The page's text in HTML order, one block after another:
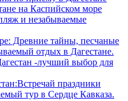
на Каспийском море
и незабываемые
Древние тайны, песчаные
отдых в Дагестане.
-лучший выбор для
праздники
тур в Сердце Кавказа.